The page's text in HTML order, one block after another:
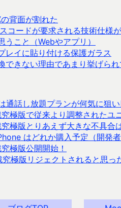
背面が割れた
コードが要求される技術仕様
こと（Webやアプリ）
レイに貼り付ける保護ガラス
できない理由であまり挙げら
通話し放題プランが何気に狙い
極版で従来より調整されたユ
極版とりあえず大きな不具合
はどれか購入予定（開発者
極版公開開始！
究極版リジェクトされると思っ